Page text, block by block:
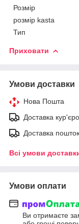
Розмір
розмір kasta
Тип
Приховати
Умови доставки
Нова Пошта
Доставка
Доставка
Всі умови
Умови оплати
Ви отримаєте